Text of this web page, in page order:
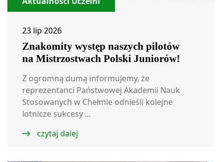
23 lip 2026
Znakomity występ naszych pilotów
na Mistrzostwach Polski Juniorów!
Z ogromną dumą informujemy, że
reprezentanci Państwowej Akademii Nauk
Stosowanych w Chełmie odnieśli kolejne
lotnicze sukcesy ...
czytaj dalej